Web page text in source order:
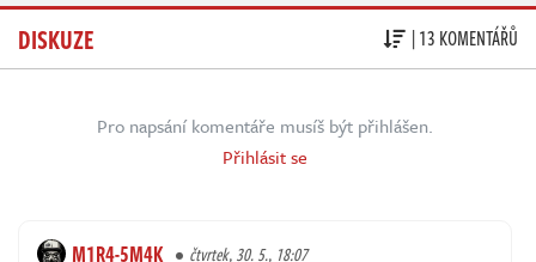
DISKUZE | 13 KOMENTÁŘŮ
Pro napsání komentáře musíš být přihlášen.
Přihlásit se
M1R4-5M4K čtvrtek, 30. 5., 18:07